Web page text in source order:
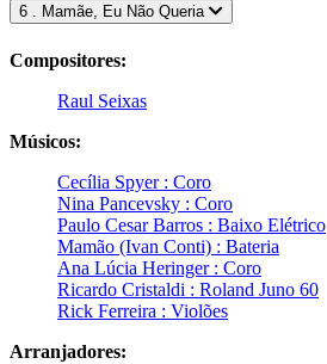
6 . Mamãe, Eu Não Queria
Compositores:
Raul Seixas
Músicos:
Cecília Spyer : Coro
Nina Pancevsky : Coro
Paulo Cesar Barros : Baixo Elétrico
Mamão (Ivan Conti) : Bateria
Ana Lúcia Heringer : Coro
Ricardo Cristaldi : Roland Juno 60
Rick Ferreira : Violões
Arranjadores: